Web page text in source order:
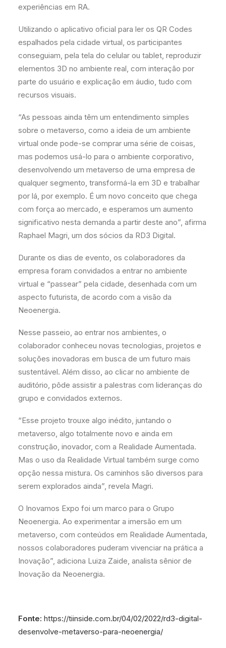
experiências em RA.
Utilizando o aplicativo oficial para ler os QR Codes
espalhados pela cidade virtual, os participantes
conseguiam, pela tela do celular ou tablet, reproduzir
elementos 3D no ambiente real, com interação por
parte do usuário e explicação em áudio, tudo com
recursos visuais.
“As pessoas ainda têm um entendimento simples
sobre o metaverso, como a ideia de um ambiente
virtual onde pode-se comprar uma série de coisas,
mas podemos usá-lo para o ambiente corporativo,
desenvolvendo um metaverso de uma empresa de
qualquer segmento, transformá-la em 3D e trabalhar
por lá, por exemplo. É um novo conceito que chega
com força ao mercado, e esperamos um aumento
significativo nesta demanda a partir deste ano”, afirma
Raphael Magri, um dos sócios da RD3 Digital.
Durante os dias de evento, os colaboradores da
empresa foram convidados a entrar no ambiente
virtual e “passear” pela cidade, desenhada com um
aspecto futurista, de acordo com a visão da
Neoenergia.
Nesse passeio, ao entrar nos ambientes, o
colaborador conheceu novas tecnologias, projetos e
soluções inovadoras em busca de um futuro mais
sustentável. Além disso, ao clicar no ambiente de
auditório, pôde assistir a palestras com lideranças do
grupo e convidados externos.
“Esse projeto trouxe algo inédito, juntando o
metaverso, algo totalmente novo e ainda em
construção, inovador, com a Realidade Aumentada.
Mas o uso da Realidade Virtual também surge como
opção nessa mistura. Os caminhos são diversos para
serem explorados ainda”, revela Magri.
O Inovamos Expo foi um marco para o Grupo
Neoenergia. Ao experimentar a imersão em um
metaverso, com conteúdos em Realidade Aumentada,
nossos colaboradores puderam vivenciar na prática a
Inovação”, adiciona Luiza Zaide, analista sênior de
Inovação da Neoenergia.
Fonte: https://tiinside.com.br/04/02/2022/rd3-digital-
desenvolve-metaverso-para-neoenergia/